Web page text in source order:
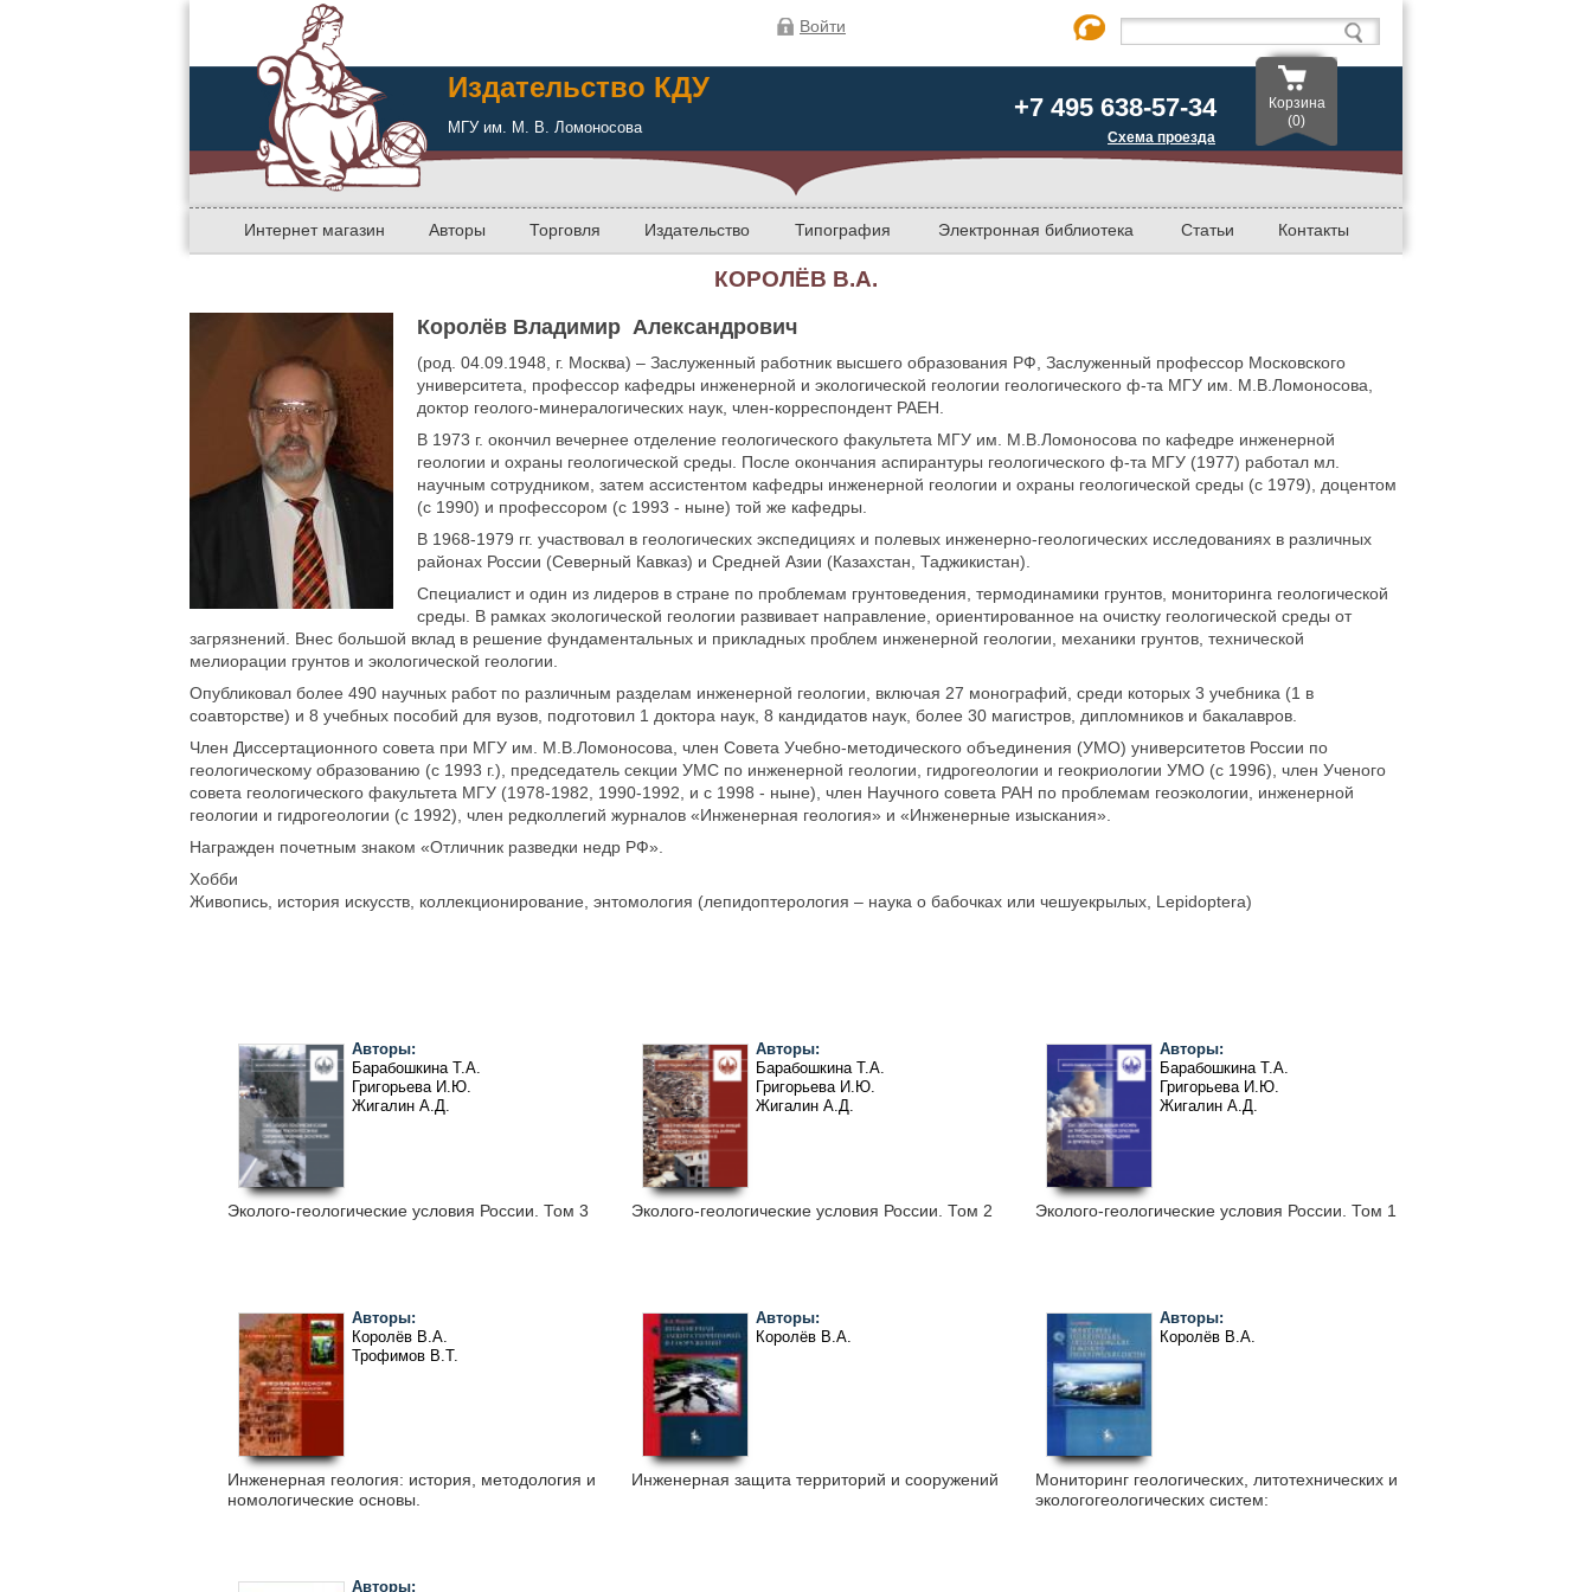
Издательство КДУ
МГУ им. М. В. Ломоносова
Войти
+7 495 638-57-34
Схема проезда
Корзина
(0)
Интернет магазин Авторы Торговля Издательство Типография Электронная библиотека Статьи Контакты
КОРОЛЁВ В.А.
Королёв Владимир Александрович
(род. 04.09.1948, г. Москва) – Заслуженный работник высшего образования РФ, Заслуженный профессор Московского
университета, профессор кафедры инженерной и экологической геологии геологического ф-та МГУ им. М.В.Ломоносова,
доктор геолого-минералогических наук, член-корреспондент РАЕН.
В 1973 г. окончил вечернее отделение геологического факультета МГУ им. М.В.Ломоносова по кафедре инженерной
геологии и охраны геологической среды. После окончания аспирантуры геологического ф-та МГУ (1977) работал мл.
научным сотрудником, затем ассистентом кафедры инженерной геологии и охраны геологической среды (с 1979), доцентом
(с 1990) и профессором (с 1993 - ныне) той же кафедры.
В 1968-1979 гг. участвовал в геологических экспедициях и полевых инженерно-геологических исследованиях в различных
районах России (Северный Кавказ) и Средней Азии (Казахстан, Таджикистан).
Специалист и один из лидеров в стране по проблемам грунтоведения, термодинамики грунтов, мониторинга геологической
среды. В рамках экологической геологии развивает направление, ориентированное на очистку геологической среды от
загрязнений. Внес большой вклад в решение фундаментальных и прикладных проблем инженерной геологии, механики грунтов, технической
мелиорации грунтов и экологической геологии.
Опубликовал более 490 научных работ по различным разделам инженерной геологии, включая 27 монографий, среди которых 3 учебника (1 в
соавторстве) и 8 учебных пособий для вузов, подготовил 1 доктора наук, 8 кандидатов наук, более 30 магистров, дипломников и бакалавров.
Член Диссертационного совета при МГУ им. М.В.Ломоносова, член Совета Учебно-методического объединения (УМО) университетов России по
геологическому образованию (с 1993 г.), председатель секции УМС по инженерной геологии, гидрогеологии и геокриологии УМО (с 1996), член Ученого
совета геологического факультета МГУ (1978-1982, 1990-1992, и с 1998 - ныне), член Научного совета РАН по проблемам геоэкологии, инженерной
геологии и гидрогеологии (с 1992), член редколлегий журналов «Инженерная геология» и «Инженерные изыскания».
Награжден почетным знаком «Отличник разведки недр РФ».
Хобби
Живопись, история искусств, коллекционирование, энтомология (лепидоптерология – наука о бабочках или чешуекрылых, Lepidoptera)
Эколого-геологические условия России. Том 3
Авторы:
Барабошкина Т.А.
Григорьева И.Ю.
Жигалин А.Д.
Эколого-геологические условия России. Том 2
Авторы:
Барабошкина Т.А.
Григорьева И.Ю.
Жигалин А.Д.
Эколого-геологические условия России. Том 1
Авторы:
Барабошкина Т.А.
Григорьева И.Ю.
Жигалин А.Д.
Инженерная геология: история, методология и
номологические основы.
Авторы:
Королёв В.А.
Трофимов В.Т.
Инженерная защита территорий и сооружений
Авторы:
Королёв В.А.
Мониторинг геологических, литотехнических и
экологогеологических систем:
Авторы:
Королёв В.А.
Авторы: